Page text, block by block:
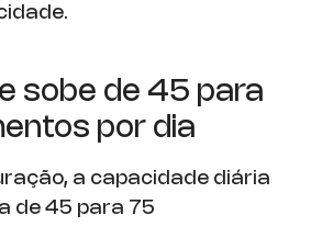
sobe de 45 para
por dia
a capacidade diária
de 45 para 75